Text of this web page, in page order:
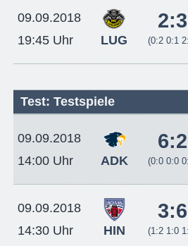
09.09.2018
19:45 Uhr
LUG
2:3
(0:2 0:1
Test: Testspiele
09.09.2018
14:00 Uhr
ADK
6:2
(0:0 0:0
09.09.2018
14:30 Uhr
HIN
3:6
(1:2 1:0